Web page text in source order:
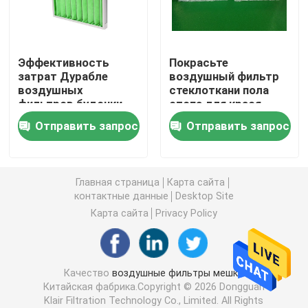
Ливень воздуха чистой комнаты
Воздушные фильтры будочки брызг
высокотемпературный воздушный фильтр
плиссированные воздушные фильтры
фильтры очистителя воздуха
Эффективность
затрат Дурабле
воздушных
фильтров будочки
брызг рамки Г4
многоразовая
Отправить запрос
Покрасьте
воздушный фильтр
стеклоткани пола
стопа для крася
фильтрации тумана
краски будочки
Отправить запрос
Главная страница
Карта сайта
контактные данные
Desktop Site
Карта сайта
Privacy Policy
Качествовоздушные фильтры мешка
Китайская фабрика.Copyright © 2026 Dongguan
Klair Filtration Technology Co., Limited. All Rights